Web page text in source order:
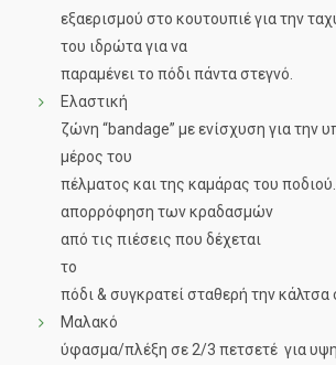
εξαερισμού στο κουτουπιέ για την
του ιδρώτα για να
παραμένει το πόδι πάντα στεγνό.
Ελαστική
ζώνη “bandage” με ενίσχυση για την
μέρος του
πέλματος και της καμάρας του
απορρόφηση των κραδασμών
από τις πιέσεις που δέχεται
το
πόδι & συγκρατεί σταθερή την κάλτσα
Μαλακό
ύφασμα/πλέξη σε 2/3 πετσετέ για